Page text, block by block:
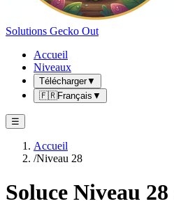
Solutions Gecko Out
Accueil
Niveaux
Télécharger▼
🇫🇷Français ▼
☰
Accueil
/Niveau 28
Soluce Niveau 28